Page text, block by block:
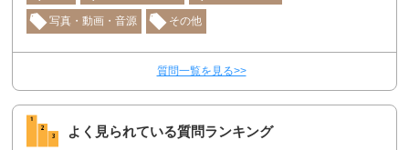
写真・動画・音源 その他
質問一覧を見る>>
よく見られている質問ランキング